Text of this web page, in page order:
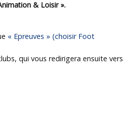
& Loisir ».
« Epreuves » (choisir Foot
qui vous redirigera ensuite vers